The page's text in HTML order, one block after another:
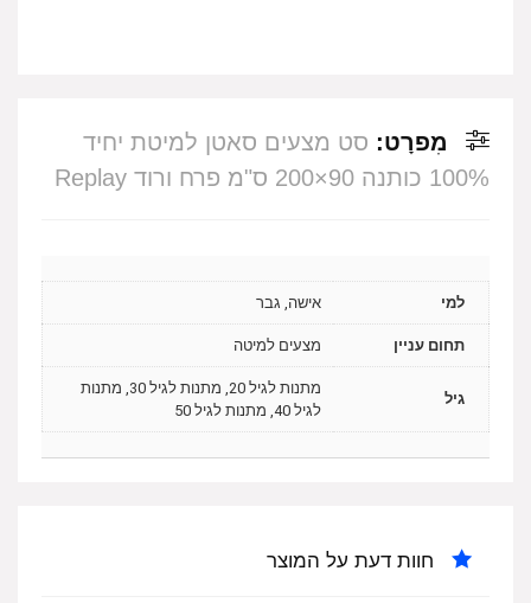
מִפרָט: סט מצעים סאטן למיטת יחיד
100% כותנה 90×200 ס"מ פרח ורוד Replay
למי אישה, גבר
תחום עניין מצעים למיטה
גיל
מתנות לגיל 20, מתנות לגיל 30, מתנות
לגיל 40, מתנות לגיל 50
חוות דעת על המוצר